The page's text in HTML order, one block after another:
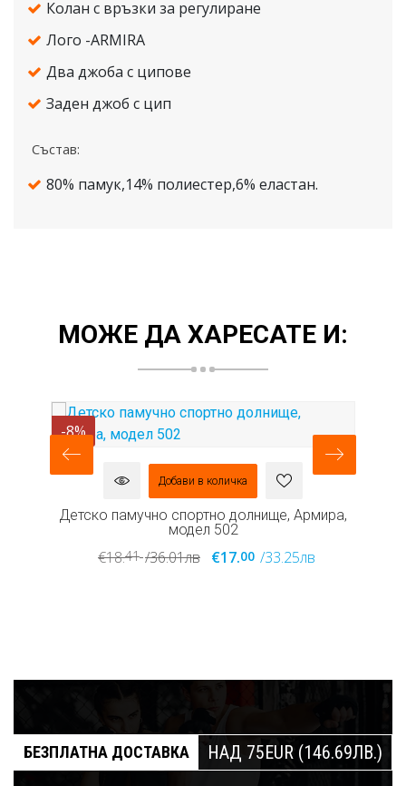
Колан с връзки за регулиране
Лого -ARMIRA
Два джоба с ципове
Заден джоб с цип
Състав:
80% памук,14% полиестер,6% еластан.
МОЖЕ ДА ХАРЕСАТЕ И:
-8%
Добави в количка
Детско памучно спортно долнище, Армира,
модел 502
€18.41 /36.01лв €17.00 /33.25лв
БЕЗПЛАТНА ДОСТАВКА НАД 75EUR (146.69ЛВ.)